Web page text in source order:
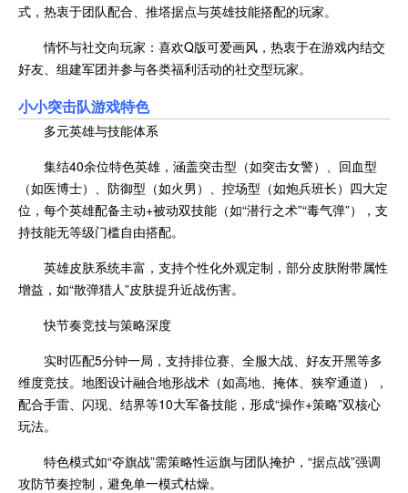
式，热衷于团队配合、推塔据点与英雄技能搭配的玩家。
情怀与社交向玩家：喜欢Q版可爱画风，热衷于在游戏内结交
好友、组建军团并参与各类福利活动的社交型玩家。
小小突击队游戏特色
多元英雄与技能体系
集结40余位特色英雄，涵盖突击型（如突击女警）、回血型
（如医博士）、防御型（如火男）、控场型（如炮兵班长）四大定
位，每个英雄配备主动+被动双技能（如“潜行之术”“毒气弹”），支
持技能无等级门槛自由搭配。
英雄皮肤系统丰富，支持个性化外观定制，部分皮肤附带属性
增益，如“散弹猎人”皮肤提升近战伤害。
快节奏竞技与策略深度
实时匹配5分钟一局，支持排位赛、全服大战、好友开黑等多
维度竞技。地图设计融合地形战术（如高地、掩体、狭窄通道），
配合手雷、闪现、结界等10大军备技能，形成“操作+策略”双核心
玩法。
特色模式如“夺旗战”需策略性运旗与团队掩护，“据点战”强调
攻防节奏控制，避免单一模式枯燥。